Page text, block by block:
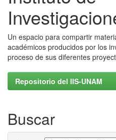
Un espacio para compartir
académicos producidos por los
proceso de sus diferentes
Repositorio del IIS-UNAM
Buscar